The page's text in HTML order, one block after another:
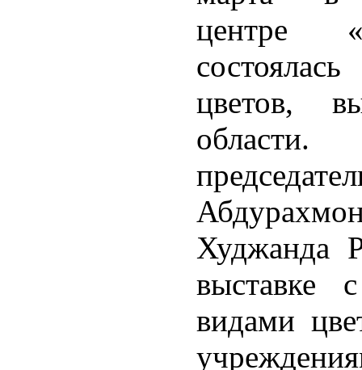
центре
цветов,
Худжанда
выставке
видами